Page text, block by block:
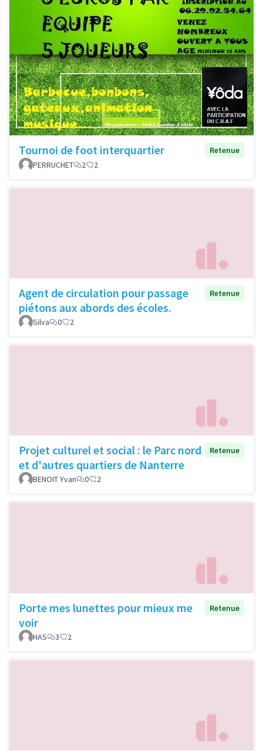
Tournoi de foot interquartier
Retenue
PERRUCHET
2 2
Agent de circulation pour passage
piétons aux abords des écoles.
Retenue
Silva 0 2
Projet culturel et social : le Parc nord
et d'autres quartiers de Nanterre
Retenue
BENOIT Yvan 0 2
Porte mes lunettes pour mieux me
voir
Retenue
HAS 3 2